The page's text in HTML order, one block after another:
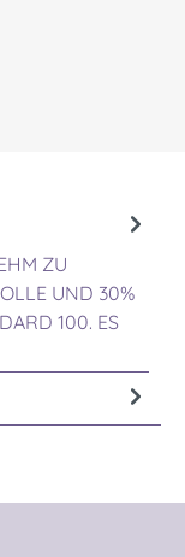
ZU
UND 30%
100. ES